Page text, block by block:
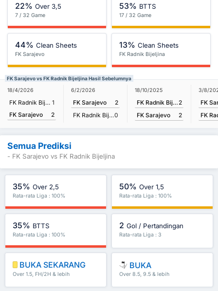
22% Over 3,5
7 / 32 Game
53% BTTS
17 / 32 Game
44% Clean Sheets
FK Sarajevo
13% Clean Sheets
FK Radnik Bijeljina
FK Sarajevo vs FK Radnik Bijeljina Hasil Sebelumnya
18/4/2026
FK Radnik Bijeljina 1
FK Sarajevo
2
6/2/2026
FK Sarajevo
2
FK Radnik Bijeljina0
18/10/2025
FK Radnik Bijeljina 2
FK Sarajevo
2
3/8/
FK
Semua Prediksi
- FK Sarajevo vs FK Radnik Bijeljina
35% Over 2,5
Rata-rata Liga : 100%
50% Over 1,5
Rata-rata Liga : 100%
35% BTTS
Rata-rata Liga : 100%
2 Gol / Pertandingan
Rata-rata Liga : 3
BUKA SEKARANG
Over 1.5, FH/2H & lebih
BUKA
Over 8.5, 9.5 & lebih